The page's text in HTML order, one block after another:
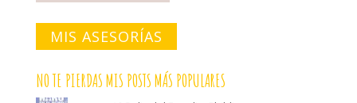
MIS ASESORÍAS
NO TE PIERDAS MIS POSTS MÁS POPULARES